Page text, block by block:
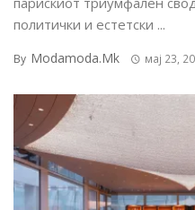
политички и естетски ...
By Modamoda.mk мај 23,